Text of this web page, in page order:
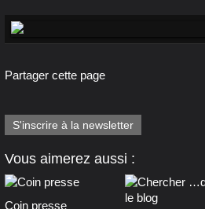
Partager cette page
S'inscrire à la newsletter
Vous aimerez aussi :
Coin presse